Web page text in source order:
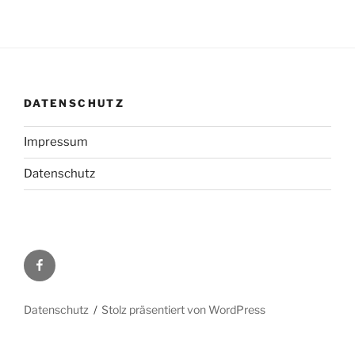
DATENSCHUTZ
Impressum
Datenschutz
Facebook
Datenschutz Stolz präsentiert von WordPress